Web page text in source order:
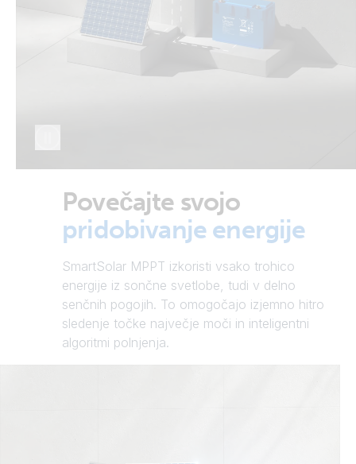
Povečajte svojo
pridobivanje energije
SmartSolar MPPT izkoristi vsako trohico
energije iz sončne svetlobe, tudi v delno
senčnih pogojih. To omogočajo izjemno hitro
sledenje točke največje moči in inteligentni
algoritmi polnjenja.